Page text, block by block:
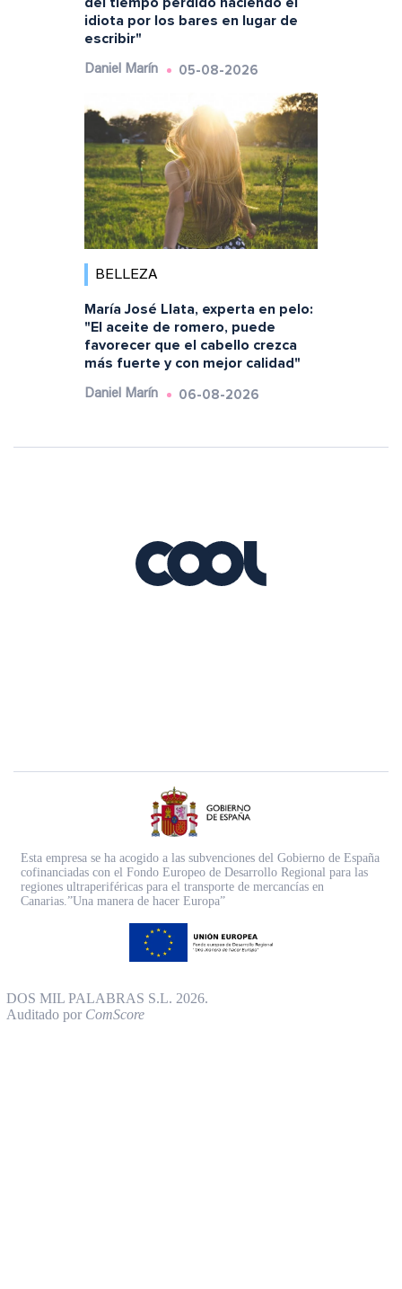
idiota por los bares en lugar de
escribir"
Daniel Marín 05-08-2026
BELLEZA
María José Llata, experta en pelo:
"El aceite de romero, puede
favorecer que el cabello crezca
más fuerte y con mejor calidad"
Daniel Marín 06-08-2026
Esta empresa se ha acogido a las subvenciones del Gobierno de España
cofinanciadas con el Fondo Europeo de Desarrollo Regional para las
regiones ultraperiféricas para el transporte de mercancías en
Canarias.”Una manera de hacer Europa”
DOS MIL PALABRAS S.L. 2026.
Auditado por ComScore